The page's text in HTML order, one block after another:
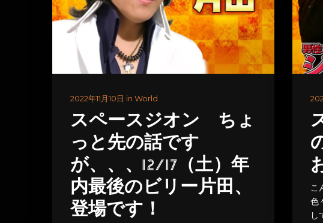
2022年11月10日 in World
スペースジオン ちょ
っと先の話です
が、、、12/17（土）年
内最後のビリー片田、
登場です！
こ
色
し